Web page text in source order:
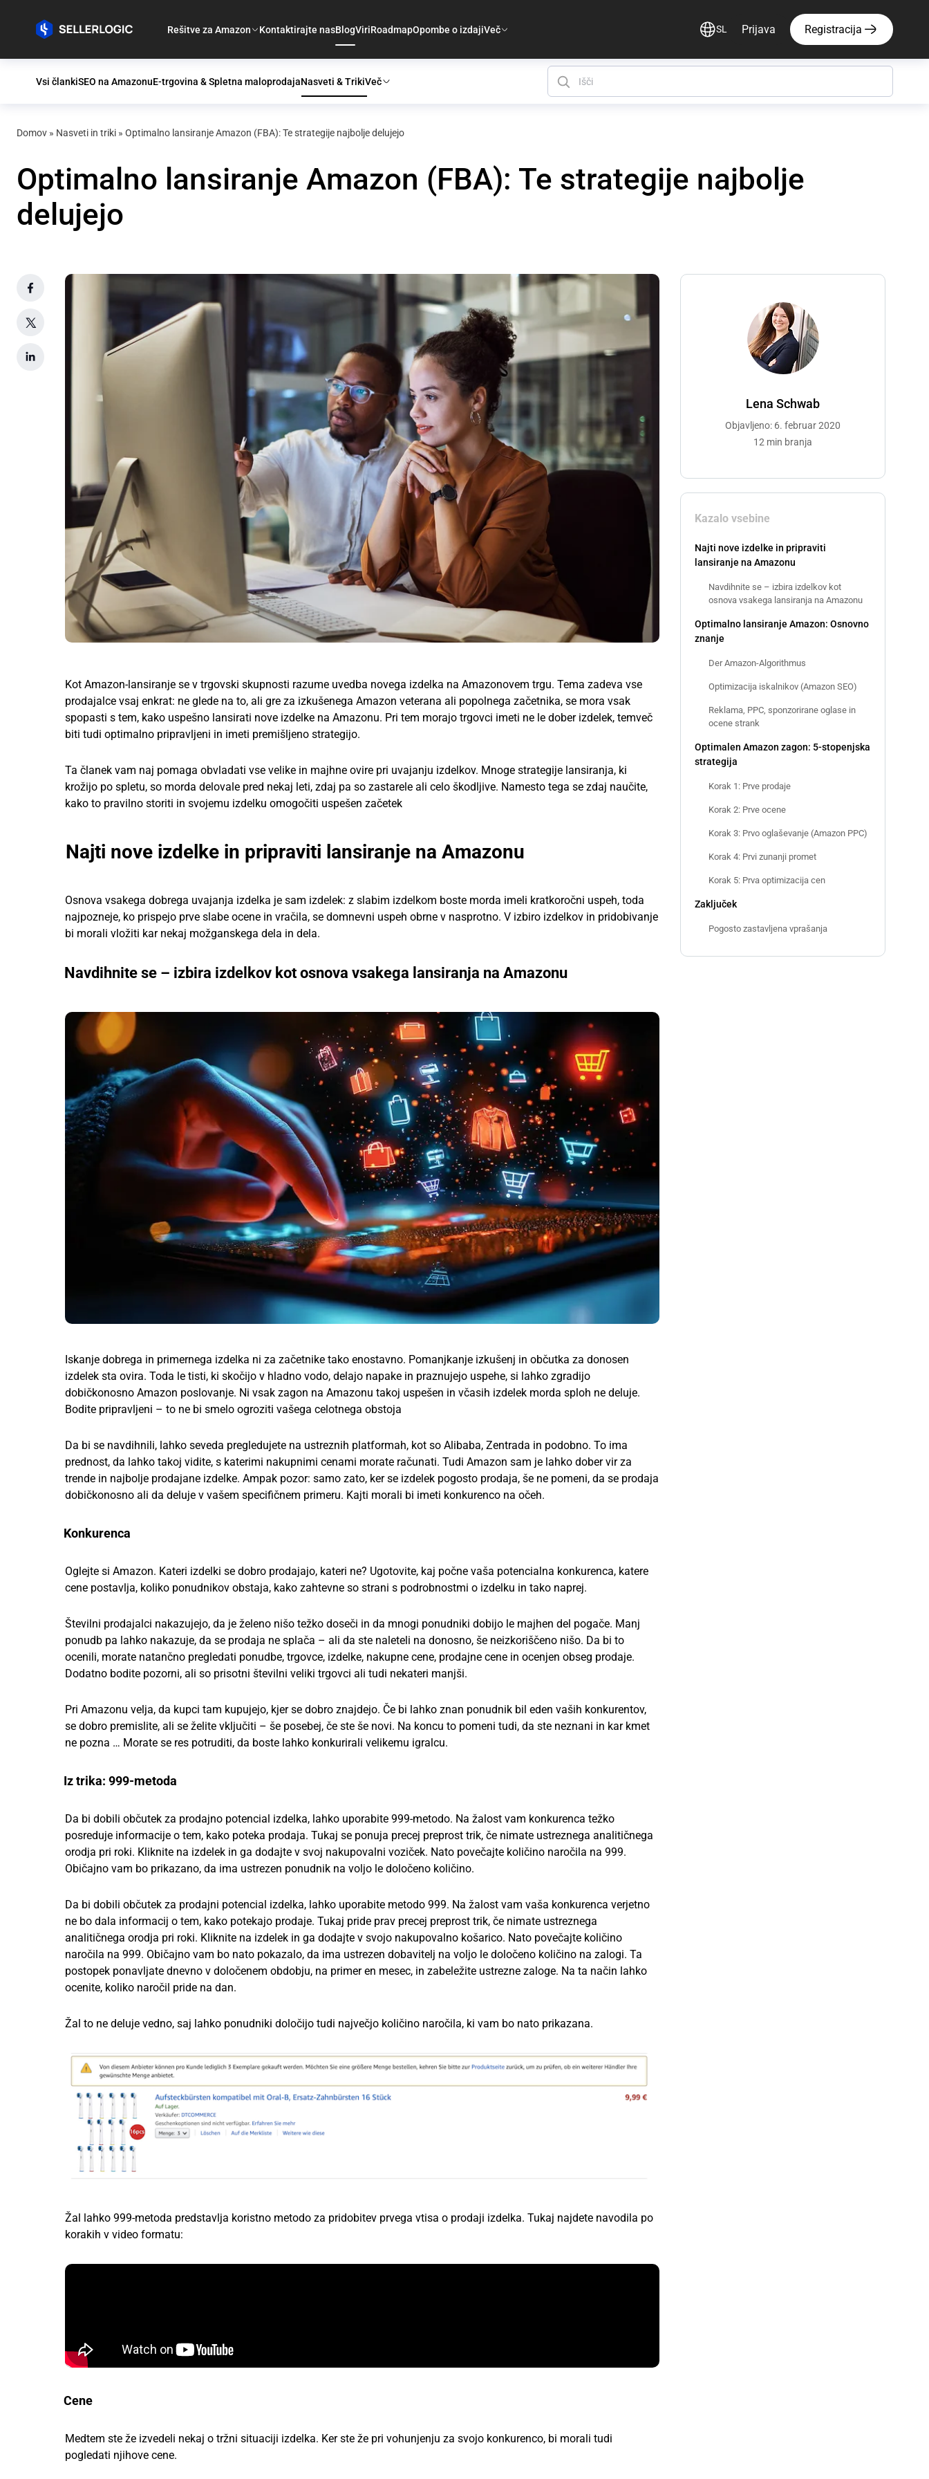
Rešitve za Amazon Kontaktirajte nasBlogViriRoadmapOpombe o izdajiVeč SL Prijava Registracija
Vsi člankiSEO na AmazonuE-trgovina & Spletna maloprodajaNasveti & TrikiVeč
Domov » Nasveti in triki » Optimalno lansiranje Amazon (FBA): Te strategije najbolje delujejo
Optimalno lansiranje Amazon (FBA): Te strategije najbolje
delujejo
Lena Schwab
Objavljeno: 6. februar 2020
12 min branja
Kazalo vsebine
Najti nove izdelke in pripraviti
lansiranje na Amazonu
Navdihnite se – izbira izdelkov kot
osnova vsakega lansiranja na Amazonu
Optimalno lansiranje Amazon: Osnovno
znanje
Der Amazon-Algorithmus
Optimizacija iskalnikov (Amazon SEO)
Reklama, PPC, sponzorirane oglase in
ocene strank
Optimalen Amazon zagon: 5-stopenjska
strategija
Korak 1: Prve prodaje
Korak 2: Prve ocene
Korak 3: Prvo oglaševanje (Amazon PPC)
Korak 4: Prvi zunanji promet
Korak 5: Prva optimizacija cen
Zaključek
Pogosto zastavljena vprašanja
Kot Amazon-lansiranje se v trgovski skupnosti razume uvedba novega izdelka na Amazonovem trgu. Tema zadeva vse
prodajalce vsaj enkrat: ne glede na to, ali gre za izkušenega Amazon veterana ali popolnega začetnika, se mora vsak
spopasti s tem, kako uspešno lansirati nove izdelke na Amazonu. Pri tem morajo trgovci imeti ne le dober izdelek, temveč
biti tudi optimalno pripravljeni in imeti premišljeno strategijo.
Ta članek vam naj pomaga obvladati vse velike in majhne ovire pri uvajanju izdelkov. Mnoge strategije lansiranja, ki
krožijo po spletu, so morda delovale pred nekaj leti, zdaj pa so zastarele ali celo škodljive. Namesto tega se zdaj naučite,
kako to pravilno storiti in svojemu izdelku omogočiti uspešen začetek
Najti nove izdelke in pripraviti lansiranje na Amazonu
Osnova vsakega dobrega uvajanja izdelka je sam izdelek: z slabim izdelkom boste morda imeli kratkoročni uspeh, toda
najpozneje, ko prispejo prve slabe ocene in vračila, se domnevni uspeh obrne v nasprotno. V izbiro izdelkov in pridobivanje
bi morali vložiti kar nekaj možganskega dela in dela.
Navdihnite se – izbira izdelkov kot osnova vsakega lansiranja na Amazonu
Iskanje dobrega in primernega izdelka ni za začetnike tako enostavno. Pomanjkanje izkušenj in občutka za donosen
izdelek sta ovira. Toda le tisti, ki skočijo v hladno vodo, delajo napake in praznujejo uspehe, si lahko zgradijo
dobičkonosno Amazon poslovanje. Ni vsak zagon na Amazonu takoj uspešen in včasih izdelek morda sploh ne deluje.
Bodite pripravljeni – to ne bi smelo ogroziti vašega celotnega obstoja
Da bi se navdihnili, lahko seveda pregledujete na ustreznih platformah, kot so Alibaba, Zentrada in podobno. To ima
prednost, da lahko takoj vidite, s katerimi nakupnimi cenami morate računati. Tudi Amazon sam je lahko dober vir za
trende in najbolje prodajane izdelke. Ampak pozor: samo zato, ker se izdelek pogosto prodaja, še ne pomeni, da se prodaja
dobičkonosno ali da deluje v vašem specifičnem primeru. Kajti morali bi imeti konkurenco na očeh.
Konkurenca
Oglejte si Amazon. Kateri izdelki se dobro prodajajo, kateri ne? Ugotovite, kaj počne vaša potencialna konkurenca, katere
cene postavlja, koliko ponudnikov obstaja, kako zahtevne so strani s podrobnostmi o izdelku in tako naprej.
Številni prodajalci nakazujejo, da je želeno nišo težko doseči in da mnogi ponudniki dobijo le majhen del pogače. Manj
ponudb pa lahko nakazuje, da se prodaja ne splača – ali da ste naleteli na donosno, še neizkoriščeno nišo. Da bi to
ocenili, morate natančno pregledati ponudbe, trgovce, izdelke, nakupne cene, prodajne cene in ocenjen obseg prodaje.
Dodatno bodite pozorni, ali so prisotni številni veliki trgovci ali tudi nekateri manjši.
Pri Amazonu velja, da kupci tam kupujejo, kjer se dobro znajdejo. Če bi lahko znan ponudnik bil eden vaših konkurentov,
se dobro premislite, ali se želite vključiti – še posebej, če ste še novi. Na koncu to pomeni tudi, da ste neznani in kar kmet
ne pozna … Morate se res potruditi, da boste lahko konkurirali velikemu igralcu.
Iz trika: 999-metoda
Da bi dobili občutek za prodajno potencial izdelka, lahko uporabite 999-metodo. Na žalost vam konkurenca težko
posreduje informacije o tem, kako poteka prodaja. Tukaj se ponuja precej preprost trik, če nimate ustreznega analitičnega
orodja pri roki. Kliknite na izdelek in ga dodajte v svoj nakupovalni voziček. Nato povečajte količino naročila na 999.
Običajno vam bo prikazano, da ima ustrezen ponudnik na voljo le določeno količino.
Da bi dobili občutek za prodajni potencial izdelka, lahko uporabite metodo 999. Na žalost vam vaša konkurenca verjetno
ne bo dala informacij o tem, kako potekajo prodaje. Tukaj pride prav precej preprost trik, če nimate ustreznega
analitičnega orodja pri roki. Kliknite na izdelek in ga dodajte v svojo nakupovalno košarico. Nato povečajte količino
naročila na 999. Običajno vam bo nato pokazalo, da ima ustrezen dobavitelj na voljo le določeno količino na zalogi. Ta
postopek ponavljate dnevno v določenem obdobju, na primer en mesec, in zabeležite ustrezne zaloge. Na ta način lahko
ocenite, koliko naročil pride na dan.
Žal to ne deluje vedno, saj lahko ponudniki določijo tudi največjo količino naročila, ki vam bo nato prikazana.
Žal lahko 999-metoda predstavlja koristno metodo za pridobitev prvega vtisa o prodaji izdelka. Tukaj najdete navodila po
korakih v video formatu:
Cene
Medtem ste že izvedeli nekaj o tržni situaciji izdelka. Ker ste že pri vohunjenju za svojo konkurenco, bi morali tudi
pogledati njihove cene.